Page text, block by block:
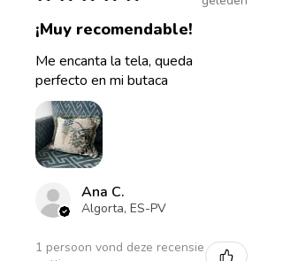
¡Muy recomendable!
Me encanta la tela, queda
perfecto en mi butaca
Ana C.
Algorta, ES-PV
1 persoon vond deze recensie